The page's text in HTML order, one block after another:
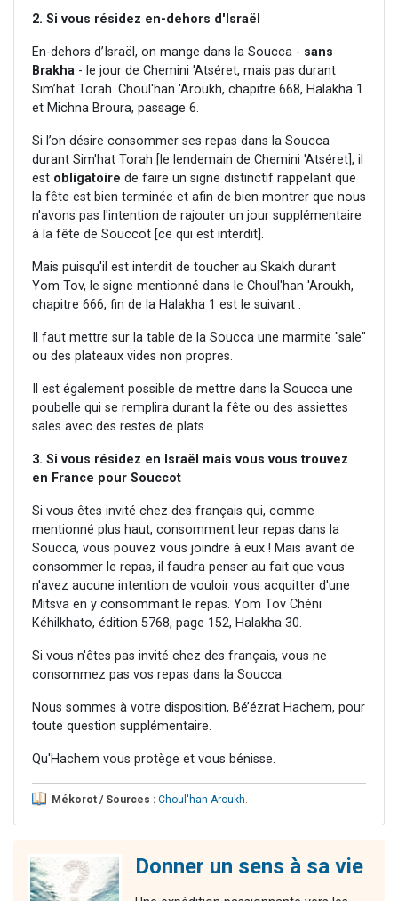
2. Si vous résidez en-dehors d'Israël
En-dehors d’Israël, on mange dans la Soucca - sans
Brakha - le jour de Chemini 'Atséret, mais pas durant
Sim’hat Torah. Choul'han 'Aroukh, chapitre 668, Halakha 1
et Michna Broura, passage 6.
Si l’on désire consommer ses repas dans la Soucca
durant Sim'hat Torah [le lendemain de Chemini 'Atséret], il
est obligatoire de faire un signe distinctif rappelant que
la fête est bien terminée et afin de bien montrer que nous
n'avons pas l'intention de rajouter un jour supplémentaire
à la fête de Souccot [ce qui est interdit].
Mais puisqu'il est interdit de toucher au Skakh durant
Yom Tov, le signe mentionné dans le Choul'han 'Aroukh,
chapitre 666, fin de la Halakha 1 est le suivant :
Il faut mettre sur la table de la Soucca une marmite "sale"
ou des plateaux vides non propres.
Il est également possible de mettre dans la Soucca une
poubelle qui se remplira durant la fête ou des assiettes
sales avec des restes de plats.
3. Si vous résidez en Israël mais vous vous trouvez
en France pour Souccot
Si vous êtes invité chez des français qui, comme
mentionné plus haut, consomment leur repas dans la
Soucca, vous pouvez vous joindre à eux ! Mais avant de
consommer le repas, il faudra penser au fait que vous
n'avez aucune intention de vouloir vous acquitter d'une
Mitsva en y consommant le repas. Yom Tov Chéni
Kéhilkhato, édition 5768, page 152, Halakha 30.
Si vous n'êtes pas invité chez des français, vous ne
consommez pas vos repas dans la Soucca.
Nous sommes à votre disposition, Bé’ézrat Hachem, pour
toute question supplémentaire.
Qu'Hachem vous protège et vous bénisse.
Mékorot / Sources : Choul'han Aroukh.
Donner un sens à sa vie